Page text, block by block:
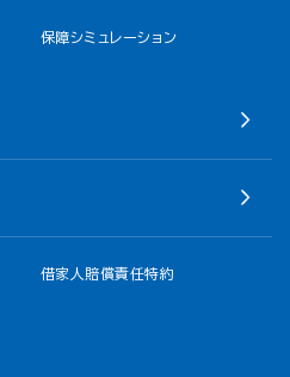
保障シミュレーション
借家人賠償責任特約